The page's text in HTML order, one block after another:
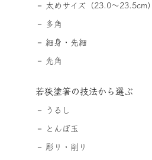
太めサイズ（23.0〜23.5cm）
多角
細身・先細
先角
若狭塗箸の技法から選ぶ
うるし
とんぼ玉
彫り・削り